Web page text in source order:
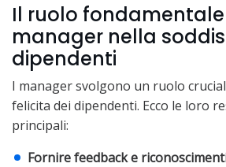
Il ruolo
manager nella
dipendenti
I manager svolgono un ruolo
felicita dei dipendenti. Ecco le loro
principali:
Fornire feedback e